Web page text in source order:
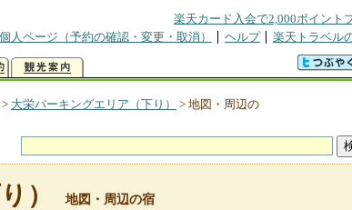
楽天カード入会で2,000ポイント
個人ページ（予約の確認・変更・取消） ヘルプ 楽天トラベル
> 大栄パーキングエリア（下り） > 地図・周辺の
） 地図・周辺の宿